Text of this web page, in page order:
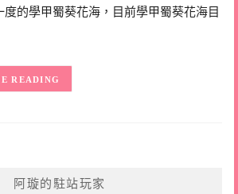
的學甲蜀葵花海，目前學甲蜀葵花海目
READING
阿璇的駐站玩家